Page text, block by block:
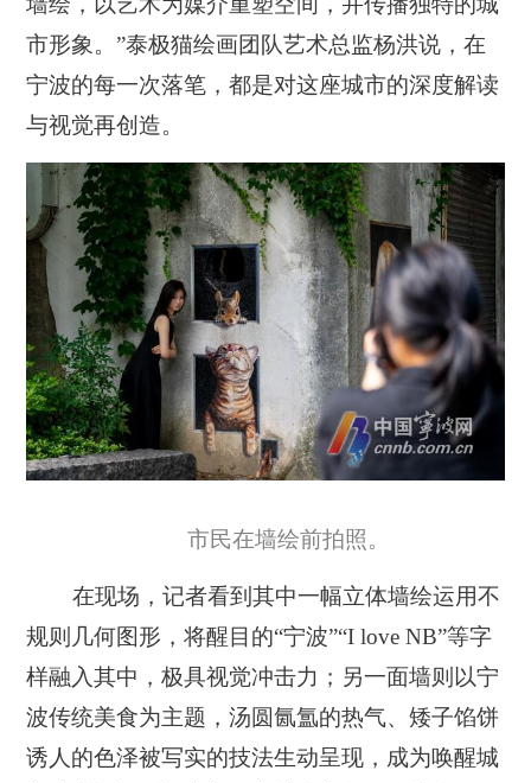
市形象。”泰极猫绘画团队艺术总监杨洪说，在
宁波的每一次落笔，都是对这座城市的深度解读
与视觉再创造。
市民在墙绘前拍照。
在现场，记者看到其中一幅立体墙绘运用不
规则几何图形，将醒目的“宁波”“I love NB”等字
样融入其中，极具视觉冲击力；另一面墙则以宁
波传统美食为主题，汤圆氤氲的热气、矮子馅饼
诱人的色泽被写实的技法生动呈现，成为唤醒城